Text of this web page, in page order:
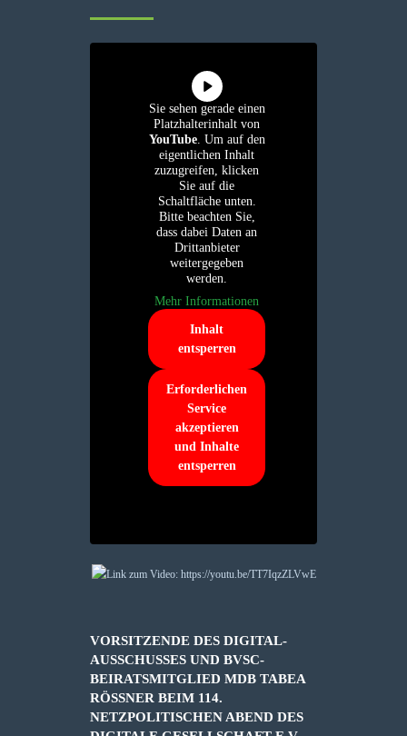
Sie sehen gerade einen
Platzhalterinhalt von
YouTube. Um auf den
eigentlichen Inhalt
zuzugreifen, klicken
Sie auf die
Schaltfläche unten.
Bitte beachten Sie,
dass dabei Daten an
Drittanbieter
weitergegeben
werden.
Mehr Informationen
Inhalt
entsperren
Erforderlichen
Service
akzeptieren
und Inhalte
entsperren
VORSITZENDE DES DIGITAL-
AUSSCHUSSES UND BVSC-
BEIRATSMITGLIED MDB TABEA
RÖSSNER BEIM 114. N
ETZPOLITISCHEN ABEND DES D